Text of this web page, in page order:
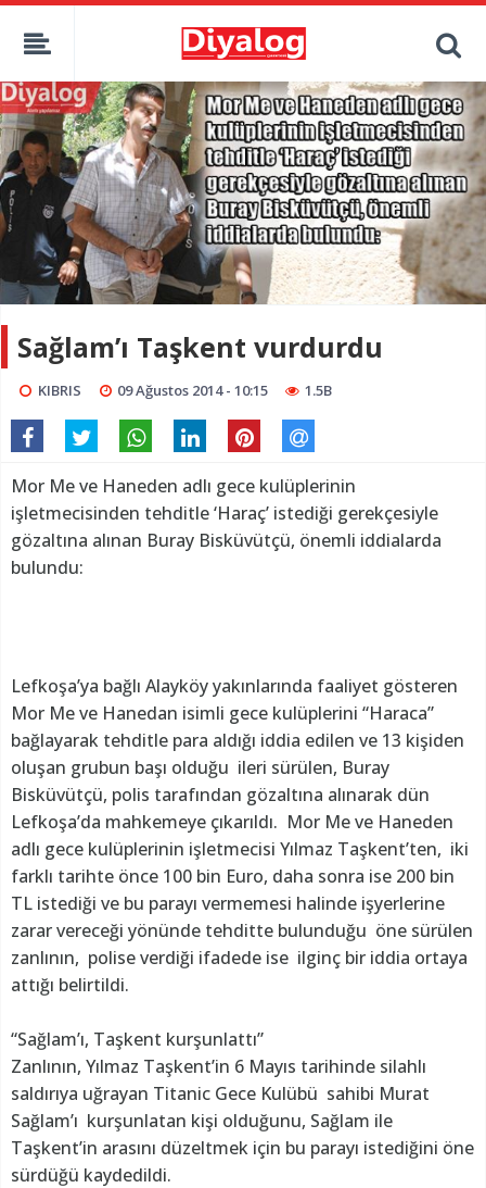
Sağlam’ı Taşkent vurdurdu
KIBRIS 09 Ağustos 2014 - 10:15 1.5B
Mor Me ve Haneden adlı gece kulüplerinin
işletmecisinden tehditle ‘Haraç’ istediği gerekçesiyle
gözaltına alınan Buray Bisküvütçü, önemli iddialarda
bulundu:
Lefkoşa’ya bağlı Alayköy yakınlarında faaliyet gösteren
Mor Me ve Hanedan isimli gece kulüplerini “Haraca”
bağlayarak tehditle para aldığı iddia edilen ve 13 kişiden
oluşan grubun başı olduğu ileri sürülen, Buray
Bisküvütçü, polis tarafından gözaltına alınarak dün
Lefkoşa’da mahkemeye çıkarıldı. Mor Me ve Haneden
adlı gece kulüplerinin işletmecisi Yılmaz Taşkent’ten, iki
farklı tarihte önce 100 bin Euro, daha sonra ise 200 bin
TL istediği ve bu parayı vermemesi halinde işyerlerine
zarar vereceği yönünde tehditte bulunduğu öne sürülen
zanlının, polise verdiği ifadede ise ilginç bir iddia ortaya
attığı belirtildi.
“Sağlam’ı, Taşkent kurşunlattı”
Zanlının, Yılmaz Taşkent’in 6 Mayıs tarihinde silahlı
saldırıya uğrayan Titanic Gece Kulübü sahibi Murat
Sağlam’ı kurşunlatan kişi olduğunu, Sağlam ile
Taşkent’in arasını düzeltmek için bu parayı istediğini öne
sürdüğü kaydedildi.